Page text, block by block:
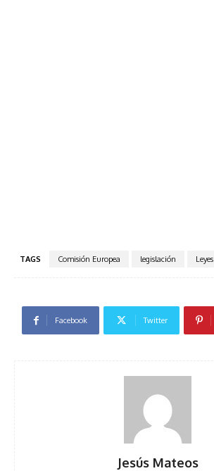
TAGS Comisión Europea legislación Leyes
Facebook Twitter
Jesús Mateos